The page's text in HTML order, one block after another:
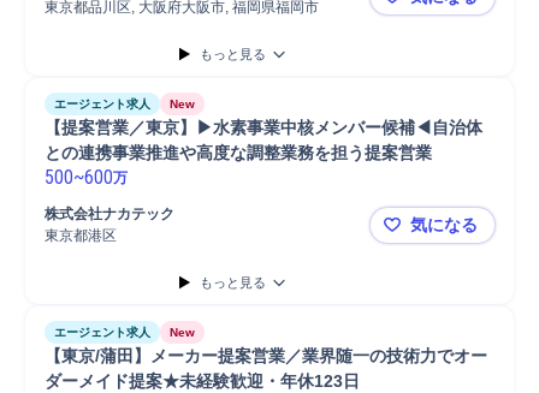
東京都品川区, 大阪府大阪市, 福岡県福岡市
【法人営業
もっと見る
エージェント求人 New
【提案営業／東京】▶水素事業中核メンバー候補◀自治体
との連携事業推進や高度な調整業務を担う提案営業
500~600万
株式会社ナカテック
東京都港区
【提案営業
気になる
もっと見る
エージェント求人 New
【東京/蒲田】メーカー提案営業／業界随一の技術力でオー
ダーメイド提案★未経験歓迎・年休123日